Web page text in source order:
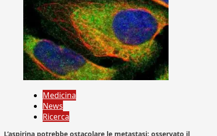
Medicina
News
Ricerca
L’aspirina potrebbe ostacolare le metastasi: osservato il